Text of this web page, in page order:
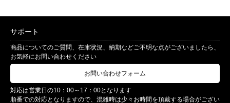
サポート
商品についてのご質問、在庫状況、納期などご不明な点がございましたら、
お気軽にお問い合わせください
お問い合わせフォーム
対応は営業日の10：00～17：00となります
順番での対応となりますので、混雑時は少々お時間を頂戴する場合がござい